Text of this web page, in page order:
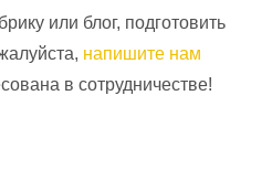
или блог, подготовить
напишите нам
в сотрудничестве!